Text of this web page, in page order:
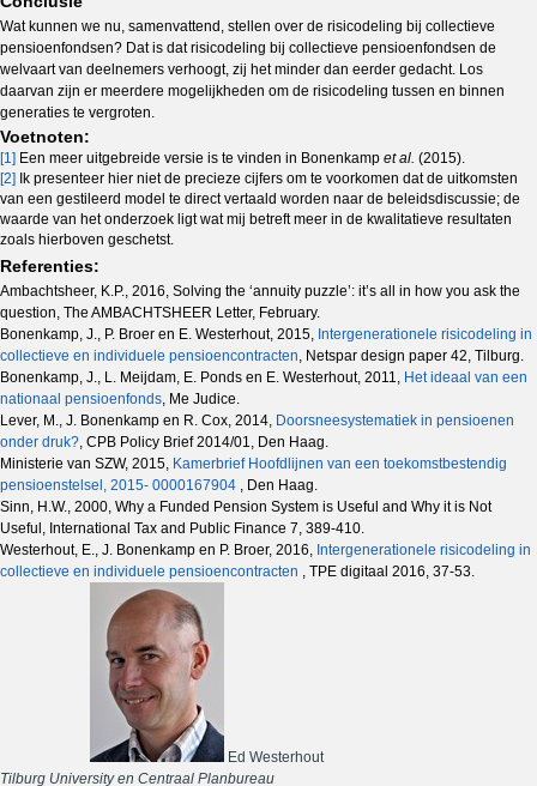
Wat kunnen we nu, samenvattend, stellen over de risicodeling bij collectieve
pensioenfondsen? Dat is dat risicodeling bij collectieve pensioenfondsen de
welvaart van deelnemers verhoogt, zij het minder dan eerder gedacht. Los
daarvan zijn er meerdere mogelijkheden om de risicodeling tussen en binnen
generaties te vergroten.
Voetnoten:
[1] Een meer uitgebreide versie is te vinden in Bonenkamp et al. (2015).
[2] Ik presenteer hier niet de precieze cijfers om te voorkomen dat de uitkomsten
van een gestileerd model te direct vertaald worden naar de beleidsdiscussie; de
waarde van het onderzoek ligt wat mij betreft meer in de kwalitatieve resultaten
zoals hierboven geschetst.
Referenties:
Ambachtsheer, K.P., 2016, Solving the ‘annuity puzzle’: it’s all in how you ask the
question, The AMBACHTSHEER Letter, February.
Bonenkamp, J., P. Broer en E. Westerhout, 2015, Intergenerationele risicodeling in
collectieve en individuele pensioencontracten, Netspar design paper 42, Tilburg.
Bonenkamp, J., L. Meijdam, E. Ponds en E. Westerhout, 2011, Het ideaal van een
nationaal pensioenfonds, Me Judice.
Lever, M., J. Bonenkamp en R. Cox, 2014, Doorsneesystematiek in pensioenen
onder druk?, CPB Policy Brief 2014/01, Den Haag.
Ministerie van SZW, 2015, Kamerbrief Hoofdlijnen van een toekomstbestendig
pensioenstelsel, 2015- 0000167904 , Den Haag.
Sinn, H.W., 2000, Why a Funded Pension System is Useful and Why it is Not
Useful, International Tax and Public Finance 7, 389-410.
Westerhout, E., J. Bonenkamp en P. Broer, 2016, Intergenerationele risicodeling in
collectieve en individuele pensioencontracten , TPE digitaal 2016, 37-53.
Ed Westerhout
Tilburg University en Centraal Planbureau